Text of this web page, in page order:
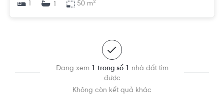
1
1 50 m²
Đang xem 1 trong số 1 nhà đất tìm
được
Không còn kết quả khác